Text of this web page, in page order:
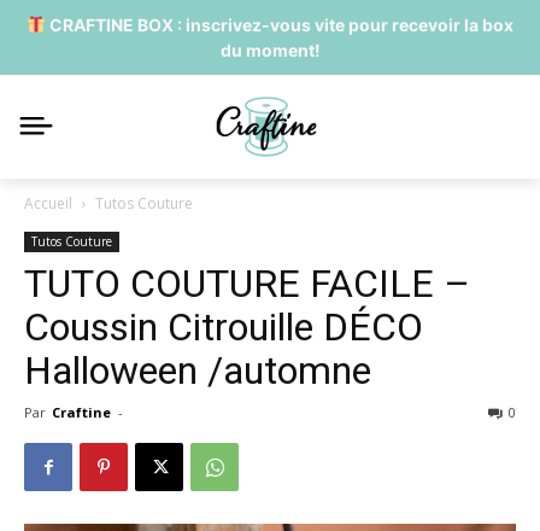
CRAFTINE BOX : inscrivez-vous vite pour recevoir la box
du moment!
Accueil Tutos Couture
Tutos Couture
TUTO COUTURE FACILE –
Coussin Citrouille DÉCO
Halloween /automne
Par Craftine - 0